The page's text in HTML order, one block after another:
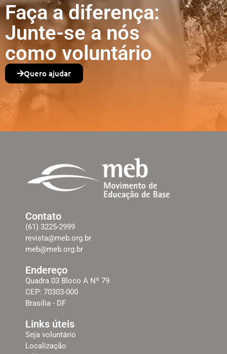
Faça a diferença:
Junte-se a nós
como voluntário
Quero ajudar
Contato
(61) 3225-2999
revista@meb.org.br
meb@meb.org.br
Endereço
Quadra 03 Bloco A Nº 79
CEP: 70303-000
Brasília - DF
Links úteis
Seja voluntário
Localização